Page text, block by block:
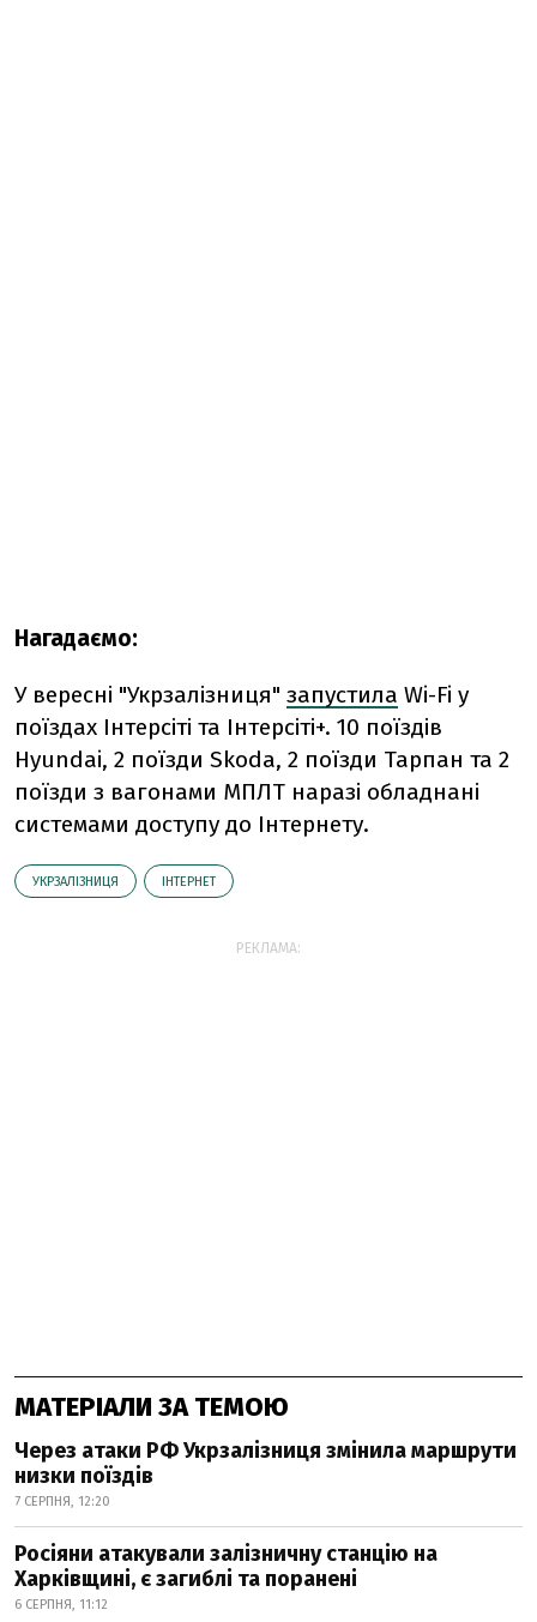
Нагадаємо:
У вересні "Укрзалізниця" запустила Wi-Fi у
поїздах Інтерсіті та Інтерсіті+. 10 поїздів
Hyundai, 2 поїзди Skoda, 2 поїзди Тарпан та 2
поїзди з вагонами МПЛТ наразі обладнані
системами доступу до Інтернету.
УКРЗАЛІЗНИЦЯ ІНТЕРНЕТ
РЕКЛАМА:
МАТЕРІАЛИ ЗА ТЕМОЮ
Через атаки РФ Укрзалізниця змінила маршрути
низки поїздів
7 СЕРПНЯ, 12:20
Росіяни атакували залізничну станцію на
Харківщині, є загиблі та поранені
6 СЕРПНЯ, 11:12